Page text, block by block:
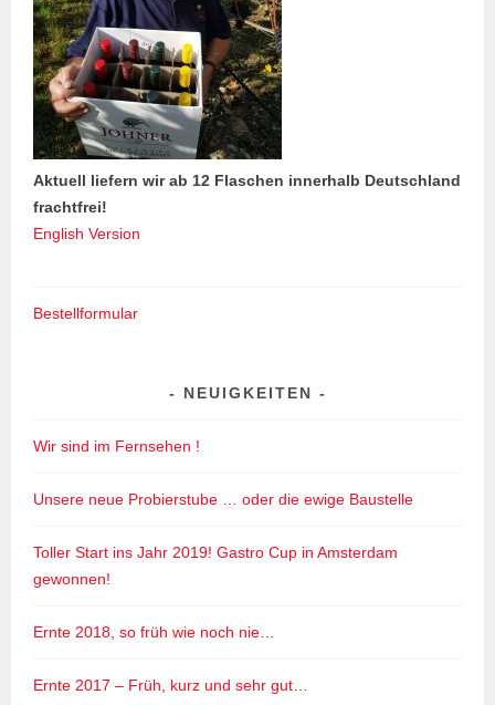
Aktuell liefern wir ab 12 Flaschen innerhalb Deutschland
frachtfrei!
English Version
Bestellformular
NEUIGKEITEN
Wir sind im Fernsehen !
Unsere neue Probierstube … oder die ewige Baustelle
Toller Start ins Jahr 2019! Gastro Cup in Amsterdam
gewonnen!
Ernte 2018, so früh wie noch nie…
Ernte 2017 – Früh, kurz und sehr gut…